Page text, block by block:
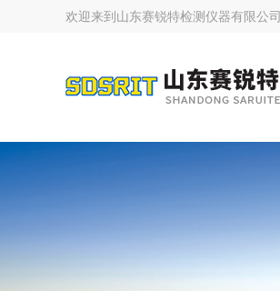
欢迎来到 山东赛锐特检测仪器有限公司